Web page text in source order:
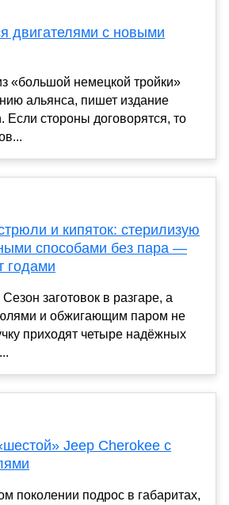
двигателями с новыми
«большой немецкой тройки»
альянса, пишет издание
Если стороны договорятся, то
и кипяток: стерилизую
способами без пара —
годами
заготовок в разгаре, а
и обжигающим паром не
приходят четыре надёжных
Jeep Cherokee с
поколении подрос в габаритах,